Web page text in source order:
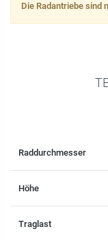
Die Radantriebe sind
Raddurchmesser
Höhe
Traglast